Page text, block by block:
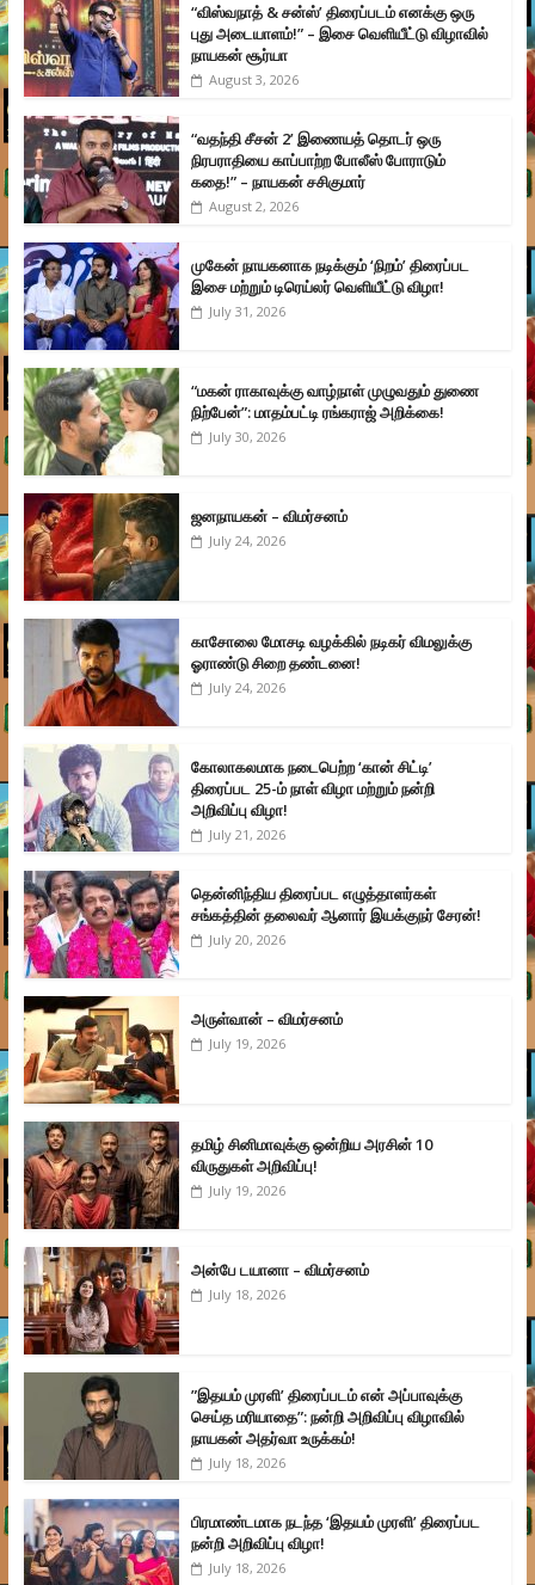
“விஸ்வநாத் & சன்ஸ்’ திரைப்படம் எனக்கு ஒரு
புது அடையாளம்!” – இசை வெளியீட்டு விழாவில்
நாயகன் சூர்யா
August 3, 2026
“வதந்தி சீசன் 2’ இணையத் தொடர் ஒரு
நிரபராதியை காப்பாற்ற போலீஸ் போராடும்
கதை!” – நாயகன் சசிகுமார்
August 2, 2026
முகேன் நாயகனாக நடிக்கும் ‘நிறம்’ திரைப்பட
இசை மற்றும் டிரெய்லர் வெளியீட்டு விழா!
July 31, 2026
“மகன் ராகாவுக்கு வாழ்நாள் முழுவதும் துணை
நிற்பேன்”: மாதம்பட்டி ரங்கராஜ் அறிக்கை!
July 30, 2026
ஜனநாயகன் – விமர்சனம்
July 24, 2026
காசோலை மோசடி வழக்கில் நடிகர் விமலுக்கு
ஓராண்டு சிறை தண்டனை!
July 24, 2026
கோலாகலமாக நடைபெற்ற ‘கான் சிட்டி’
திரைப்பட 25-ம் நாள் விழா மற்றும் நன்றி
அறிவிப்பு விழா!
July 21, 2026
தென்னிந்திய திரைப்பட எழுத்தாளர்கள்
சங்கத்தின் தலைவர் ஆனார் இயக்குநர் சேரன்!
July 20, 2026
அருள்வான் – விமர்சனம்
July 19, 2026
தமிழ் சினிமாவுக்கு ஒன்றிய அரசின் 10
விருதுகள் அறிவிப்பு!
July 19, 2026
அன்பே டயானா – விமர்சனம்
July 18, 2026
”இதயம் முரளி’ திரைப்படம் என் அப்பாவுக்கு
செய்த மரியாதை”: நன்றி அறிவிப்பு விழாவில்
நாயகன் அதர்வா உருக்கம்!
July 18, 2026
பிரமாண்டமாக நடந்த ‘இதயம் முரளி’ திரைப்பட
நன்றி அறிவிப்பு விழா!
July 18, 2026